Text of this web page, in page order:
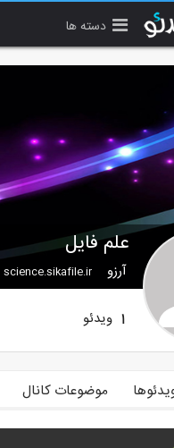
دسته ها
علم فایل
آرزو science.sikafile.ir
1 ویدئو
موضوعات کانال